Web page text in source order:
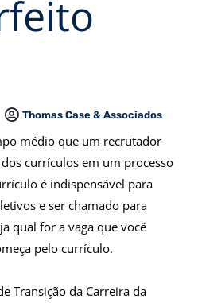
Thomas Case & Associados
médio que um recrutador
currículos em um processo
é indispensável para
e ser chamado para
qual for a vaga que você
pelo currículo.
Transição da Carreira da